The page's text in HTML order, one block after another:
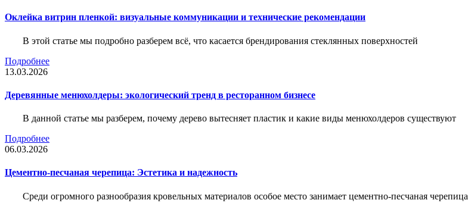
Оклейка витрин пленкой: визуальные коммуникации и технические рекомендации
В этой статье мы подробно разберем всё, что касается брендирования стеклянных поверхностей
Подробнее
13.03.2026
Деревянные менюхолдеры: экологический тренд в ресторанном бизнесе
В данной статье мы разберем, почему дерево вытесняет пластик и какие виды менюхолдеров существуют
Подробнее
06.03.2026
Цементно-песчаная черепица: Эстетика и надежность
Среди огромного разнообразия кровельных материалов особое место занимает цементно-песчаная черепица